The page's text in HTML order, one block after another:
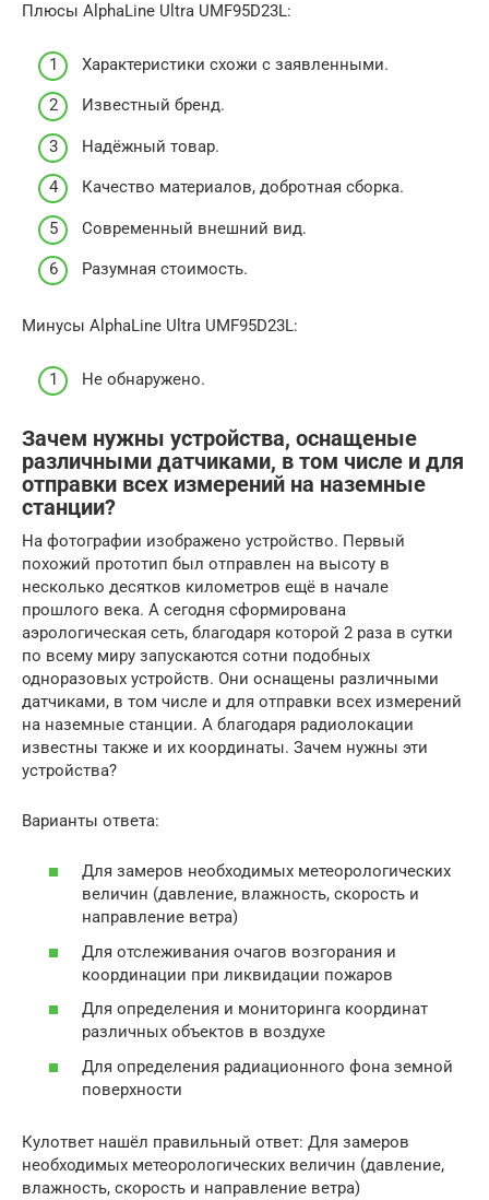
Плюсы AlphaLine Ultra UMF95D23L:
Характеристики схожи с заявленными.
Известный бренд.
Надёжный товар.
Качество материалов, добротная сборка.
Современный внешний вид.
Разумная стоимость.
Минусы AlphaLine Ultra UMF95D23L:
Не обнаружено.
Зачем нужны устройства, оснащеные
различными датчиками, в том числе и для
отправки всех измерений на наземные
станции?
На фотографии изображено устройство. Первый
похожий прототип был отправлен на высоту в
несколько десятков километров ещё в начале
прошлого века. А сегодня сформирована
аэрологическая сеть, благодаря которой 2 раза в сутки
по всему миру запускаются сотни подобных
одноразовых устройств. Они оснащены различными
датчиками, в том числе и для отправки всех измерений
на наземные станции. А благодаря радиолокации
известны также и их координаты. Зачем нужны эти
устройства?
Варианты ответа:
Для замеров необходимых метеорологических
величин (давление, влажность, скорость и
направление ветра)
Для отслеживания очагов возгорания и
координации при ликвидации пожаров
Для определения и мониторинга координат
различных объектов в воздухе
Для определения радиационного фона земной
поверхности
Кулответ нашёл правильный ответ: Для замеров
необходимых метеорологических величин (давление,
влажность, скорость и направление ветра)